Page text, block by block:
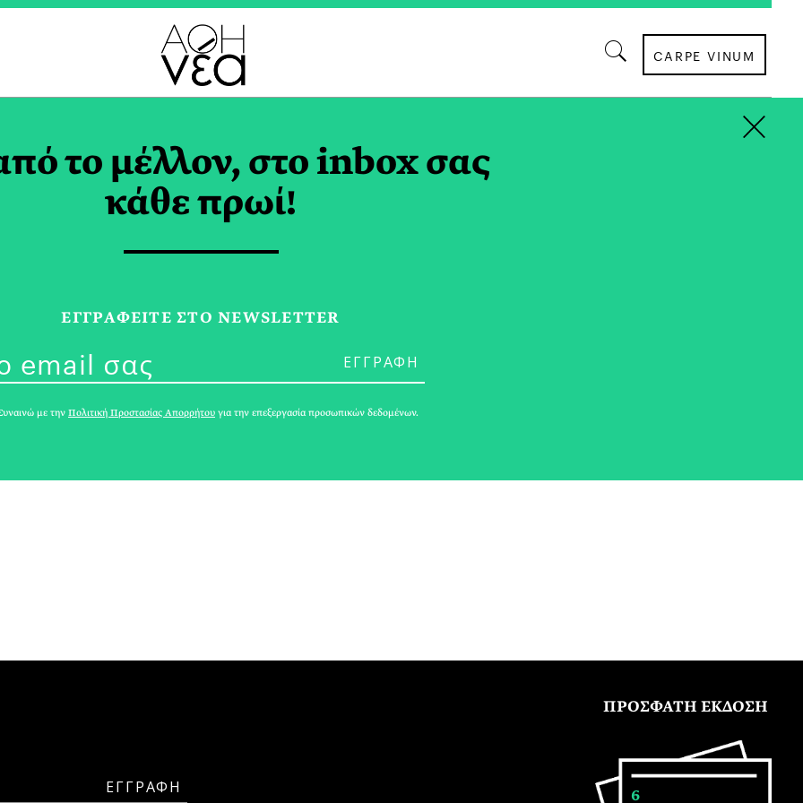
CARPE VINUM
ΑΠΟΣΤΟΛΟΥ TAG
«Bad Girls, Big Dragons»: Ατομική
Έκθεση της Στέλλας Καπεζάνου
ΑΘΗΝΕΑ
ΠΡΟΣΦΑΤΗ ΕΚΔΟΣΗ
6
το μέλλον, στο inbox σας
κάθε πρωί!
ΕΓΓPΑΦΕΙΤΕ ΣΤΟ NEWSLETTER
με τηνΠολιτική Προστασίας Απορρήτου για την επεξεργασία προσωπικών δεδομένων.
×